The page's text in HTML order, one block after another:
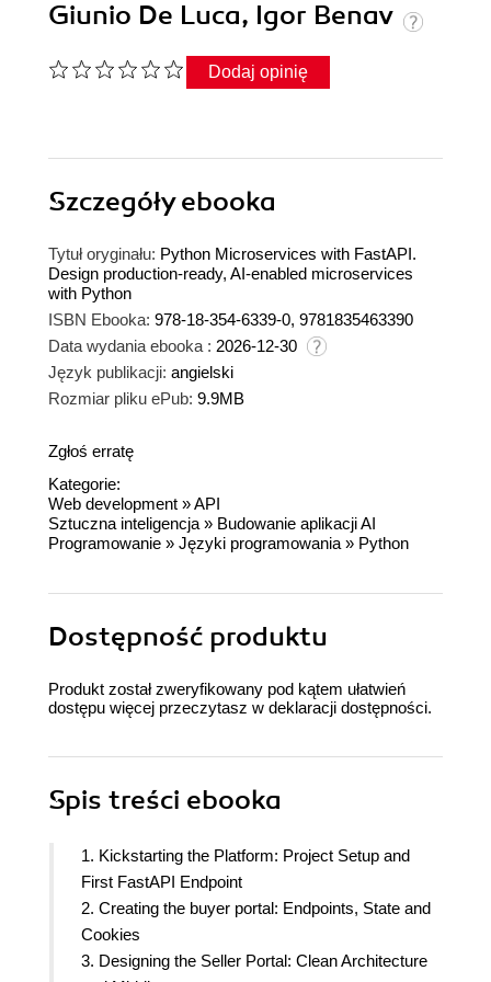
Giunio De Luca, Igor Benav
Dodaj opinię
Szczegółyebooka
Tytuł oryginału: Python Microservices with FastAPI.
Design production-ready, AI-enabled microservices
with Python
ISBN Ebooka: 978-18-354-6339-0, 9781835463390
Data wydania ebooka : 2026-12-30
Język publikacji: angielski
Rozmiar pliku ePub: 9.9MB
Zgłoś erratę
Kategorie:
Web development »API
Sztuczna inteligencja » Budowanie aplikacji AI
Programowanie » Języki programowania » Python
Dostępność produktu
Produkt został zweryfikowany pod kątem ułatwień
dostępu więcej przeczytasz w deklaracji dostępności.
Spis treści ebooka
1. Kickstarting the Platform: Project Setup and
First FastAPI Endpoint
2. Creating the buyer portal: Endpoints, State and
Cookies
3. Designing the Seller Portal: Clean Architecture